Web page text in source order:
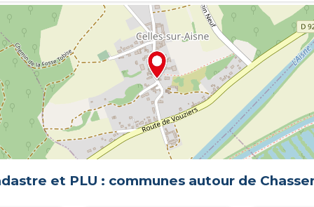
et PLU : communes autour de